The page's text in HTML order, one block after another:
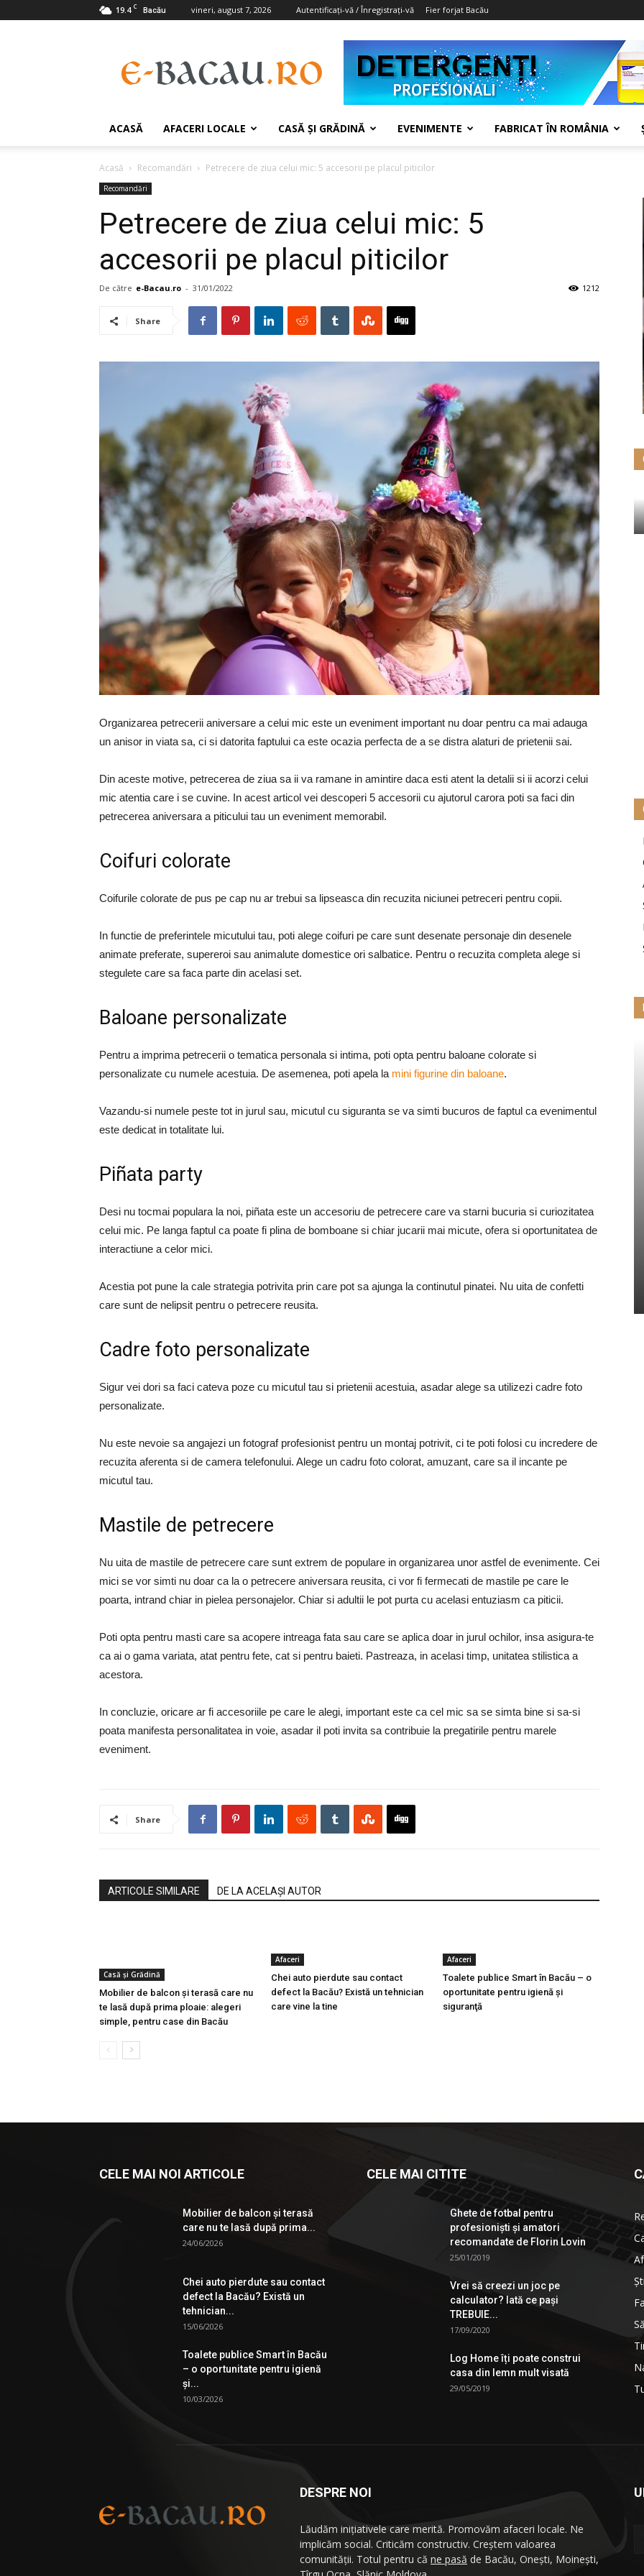
19.4 C Bacău vineri, august 7, 2026 Autentificați-vă / Înregistrați-vă Fier forjat Bacău
Bacau.ro
ACASĂ AFACERI LOCALE CASĂ ŞI GRĂDINĂ EVENIMENTE FABRICAT ÎN ROMÂNIA
Acasă Recomandări Petrecere de ziua celui mic: 5 accesorii pe placul piticilor
Recomandări
Petrecere de ziua celui mic: 5
accesorii pe placul piticilor
De către e-Bacau.ro - 31/01/2022 1212
Share
Organizarea petrecerii aniversare a celui mic este un eveniment important nu doar pentru ca mai adauga
un anisor in viata sa, ci si datorita faptului ca este ocazia perfecta de a se distra alaturi de prietenii sai.
Din aceste motive, petrecerea de ziua sa ii va ramane in amintire daca esti atent la detalii si ii acorzi celui
mic atentia care i se cuvine. In acest articol vei descoperi 5 accesorii cu ajutorul carora poti sa faci din
petrecerea aniversara a piticului tau un eveniment memorabil.
Coifuri colorate
Coifurile colorate de pus pe cap nu ar trebui sa lipseasca din recuzita niciunei petreceri pentru copii.
In functie de preferintele micutului tau, poti alege coifuri pe care sunt desenate personaje din desenele
animate preferate, supereroi sau animalute domestice ori salbatice. Pentru o recuzita completa alege si
stegulete care sa faca parte din acelasi set.
Baloane personalizate
Pentru a imprima petrecerii o tematica personala si intima, poti opta pentru baloane colorate si
personalizate cu numele acestuia. De asemenea, poti apela la mini figurine din baloane.
Vazandu-si numele peste tot in jurul sau, micutul cu siguranta se va simti bucuros de faptul ca evenimentul
este dedicat in totalitate lui.
Piñata party
Desi nu tocmai populara la noi, piñata este un accesoriu de petrecere care va starni bucuria si curiozitatea
celui mic. Pe langa faptul ca poate fi plina de bomboane si chiar jucarii mai micute, ofera si oportunitatea de
interactiune a celor mici.
Acestia pot pune la cale strategia potrivita prin care pot sa ajunga la continutul pinatei. Nu uita de confetti
care sunt de nelipsit pentru o petrecere reusita.
Cadre foto personalizate
Sigur vei dori sa faci cateva poze cu micutul tau si prietenii acestuia, asadar alege sa utilizezi cadre foto
personalizate.
Nu este nevoie sa angajezi un fotograf profesionist pentru un montaj potrivit, ci te poti folosi cu incredere de
recuzita aferenta si de camera telefonului. Alege un cadru foto colorat, amuzant, care sa il incante pe
micutul tau.
Mastile de petrecere
Nu uita de mastile de petrecere care sunt extrem de populare in organizarea unor astfel de evenimente. Cei
mici se vor simti nu doar ca la o petrecere aniversara reusita, ci vor fi fermecati de mastile pe care le
poarta, intrand chiar in pielea personajelor. Chiar si adultii le pot purta cu acelasi entuziasm ca piticii.
Poti opta pentru masti care sa acopere intreaga fata sau care se aplica doar in jurul ochilor, insa asigura-te
ca ai o gama variata, atat pentru fete, cat si pentru baieti. Pastreaza, in acelasi timp, unitatea stilistica a
acestora.
In concluzie, oricare ar fi accesoriile pe care le alegi, important este ca cel mic sa se simta bine si sa-si
poata manifesta personalitatea in voie, asadar il poti invita sa contribuie la pregatirile pentru marele
eveniment.
Share
ARTICOLE SIMILARE DE LA ACELAȘI AUTOR
Casă şi Grădină
Mobilier de balcon și terasă care nu
te lasă după prima ploaie: alegeri
simple, pentru case din Bacău
Afaceri
Chei auto pierdute sau contact
defect la Bacău? Există un tehnician
care vine la tine
Afaceri
Toalete publice Smart în Bacău – o
oportunitate pentru igienă şi
siguranţă
CELE MAI NOI ARTICOLE
Mobilier de balcon și terasă
care nu te lasă după prima...
24/06/2026
Chei auto pierdute sau contact
defect la Bacău? Există un
tehnician...
15/06/2026
Toalete publice Smart în Bacău
– o oportunitate pentru igienă
şi...
10/03/2026
CELE MAI CITITE
Ghete de fotbal pentru
profesionişti şi amatori
recomandate de Florin Lovin
25/01/2019
Vrei să creezi un joc pe
calculator? Iată ce pași
TREBUIE...
17/09/2020
Log Home îți poate construi
casa din lemn mult visată
29/05/2019
DESPRE NOI
Lăudăm iniţiativele care merită. Promovăm afaceri locale. Ne
implicăm social. Criticăm constructiv. Creştem valoarea
comunităţii. Totul pentru că ne pasă de Bacău, Oneşti, Moineşti,